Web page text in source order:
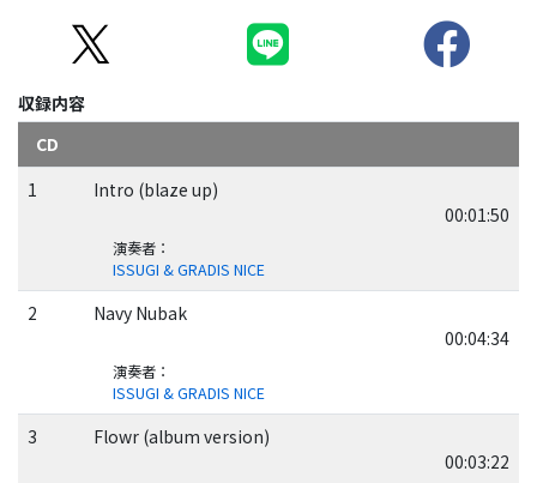
収録内容
CD
1
Intro (blaze up)
00:01:50
演奏者：
ISSUGI & GRADIS NICE
2
Navy Nubak
00:04:34
演奏者：
ISSUGI & GRADIS NICE
3
Flowr (album version)
00:03:22